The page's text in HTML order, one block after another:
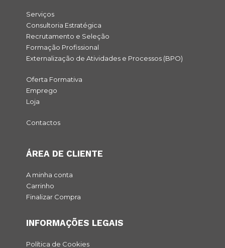
Serviços
Consultoria Estratégica
Recrutamento e Seleção
Formação Profissional
Externalização de Atividades e Processos (BPO)
Oferta Formativa
Emprego
Loja
Contactos
ÁREA DE CLIENTE
A minha conta
Carrinho
Finalizar Compra
INFORMAÇÕES LEGAIS
Política de Cookies